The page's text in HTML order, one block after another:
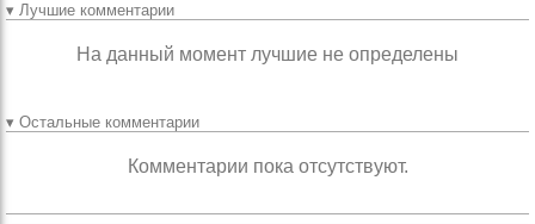
▾ Лучшие комментарии
На данный момент лучшие не определены
▾ Остальные комментарии
Комментарии пока отсутствуют.